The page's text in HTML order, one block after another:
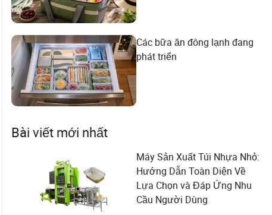
Các bữa ăn đông lạnh đang
phát triển
Bài viết mới nhất
Máy Sản Xuất Túi Nhựa Nhỏ:
Hướng Dẫn Toàn Diện Về
Lựa Chọn và Đáp Ứng Nhu
Cầu Người Dùng